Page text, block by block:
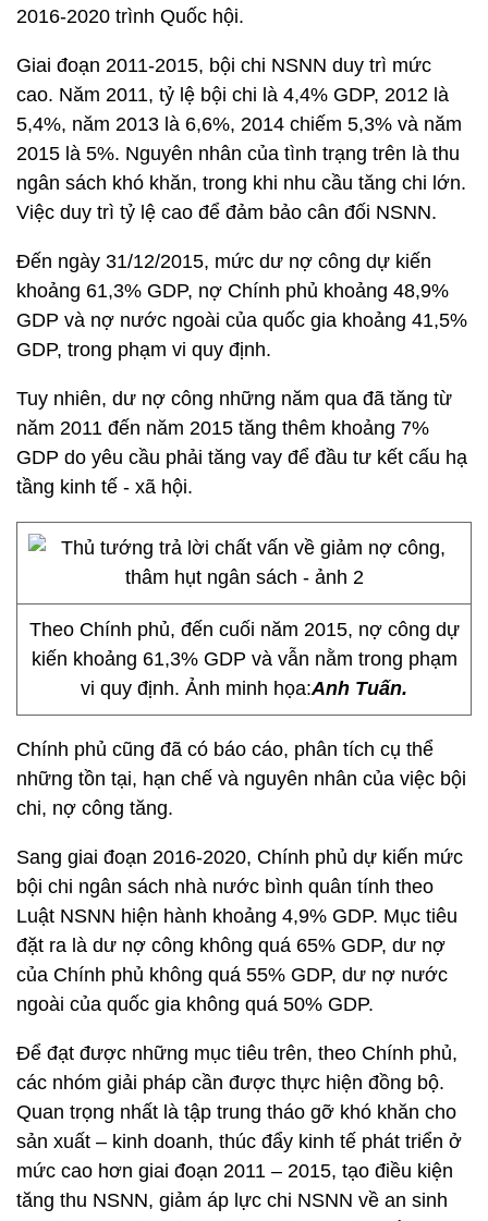
2016-2020 trình Quốc hội.
Giai đoạn 2011-2015, bội chi NSNN duy trì mức
cao. Năm 2011, tỷ lệ bội chi là 4,4% GDP, 2012 là
5,4%, năm 2013 là 6,6%, 2014 chiếm 5,3% và năm
2015 là 5%. Nguyên nhân của tình trạng trên là thu
ngân sách khó khăn, trong khi nhu cầu tăng chi lớn.
Việc duy trì tỷ lệ cao để đảm bảo cân đối NSNN.
Đến ngày 31/12/2015, mức dư nợ công dự kiến
khoảng 61,3% GDP, nợ Chính phủ khoảng 48,9%
GDP và nợ nước ngoài của quốc gia khoảng 41,5%
GDP, trong phạm vi quy định.
Tuy nhiên, dư nợ công những năm qua đã tăng từ
năm 2011 đến năm 2015 tăng thêm khoảng 7%
GDP do yêu cầu phải tăng vay để đầu tư kết cấu hạ
tầng kinh tế - xã hội.
Theo Chính phủ, đến cuối năm 2015, nợ công dự
kiến khoảng 61,3% GDP và vẫn nằm trong phạm
vi quy định. Ảnh minh họa:Anh Tuấn.
Chính phủ cũng đã có báo cáo, phân tích cụ thể
những tồn tại, hạn chế và nguyên nhân của việc bội
chi, nợ công tăng.
Sang giai đoạn 2016-2020, Chính phủ dự kiến mức
bội chi ngân sách nhà nước bình quân tính theo
Luật NSNN hiện hành khoảng 4,9% GDP. Mục tiêu
đặt ra là dư nợ công không quá 65% GDP, dư nợ
của Chính phủ không quá 55% GDP, dư nợ nước
ngoài của quốc gia không quá 50% GDP.
Để đạt được những mục tiêu trên, theo Chính phủ,
các nhóm giải pháp cần được thực hiện đồng bộ.
Quan trọng nhất là tập trung tháo gỡ khó khăn cho
sản xuất – kinh doanh, thúc đẩy kinh tế phát triển ở
mức cao hơn giai đoạn 2011 – 2015, tạo điều kiện
tăng thu NSNN, giảm áp lực chi NSNN về an sinh